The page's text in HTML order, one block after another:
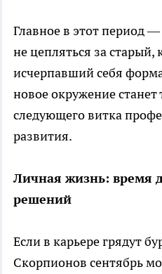
Главное в этот период
не цепляться за
исчерпавший себя
новое окружение
следующего витка
развития.
Личная жизнь: время
решений
Если в карьере грядут
Скорпионов сентябрь